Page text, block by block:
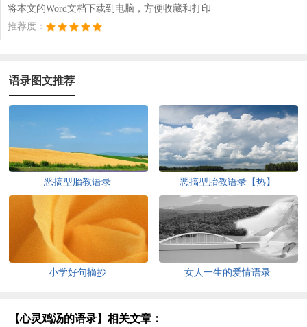
将本文的Word文档下载到电脑，方便收藏和打印
推荐度：
语录图文推荐
恶搞型胎教语录 恶搞型胎教语录【热】
小学好句摘抄 女人一生的爱情语录
【心灵鸡汤的语录】相关文章：